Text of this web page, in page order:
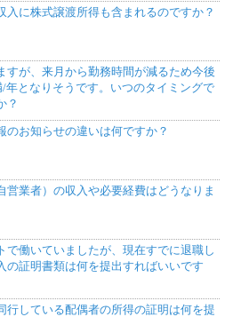
入に株式譲渡所得も含まれるのですか？
すが、来月から勤務時間が減るため今後
年となりそうです。いつのタイミングで
？
のお知らせの違いは何ですか？
営業者）の収入や必要経費はどうなりま
で働いていましたが、現在すでに退職し
の証明書類は何を提出すればいいです
行している配偶者の所得の証明は何を提